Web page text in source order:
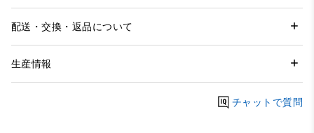
配送・交換・返品について
生産情報
チャットで質問